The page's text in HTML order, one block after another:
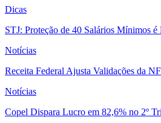
Dicas
STJ: Proteção de 40 Salários Mínimos
Notícias
Receita Federal Ajusta Validações da
Notícias
Copel Dispara Lucro em 82,6% no 2º